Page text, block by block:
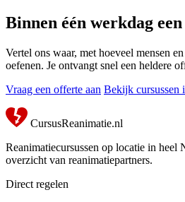
Binnen één werkdag
Vertel ons waar, met hoeveel mensen
oefenen. Je ontvangt snel een heldere
Vraag een offerte aan Bekijk cursussen
CursusReanimatie.nl
Reanimatiecursussen op locatie in heel
overzicht van reanimatiepartners.
Direct regelen